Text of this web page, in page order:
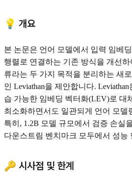
💡 개요
본 논문은 언어 모델에서 입력 임베
행렬로 연결하는 기존 방식을 개선
류라는 두 가지 목적을 분리하는 새로
인 Leviathan을 제안합니다.
습 가능한 임베딩 벡터화(LEV)로 대
최소화하면서도 일관되게 언어 모델
특히, 1.2B 모델 규모에서 검증 손실
다운스트림 벤치마크 모두에서 성능
🔑 시사점 및 한계